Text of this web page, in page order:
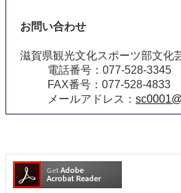
お問い合わせ
滋賀県観光文化スポーツ部文化
電話番号：077-528-3345
FAX番号：077-528-4833
メールアドレス：